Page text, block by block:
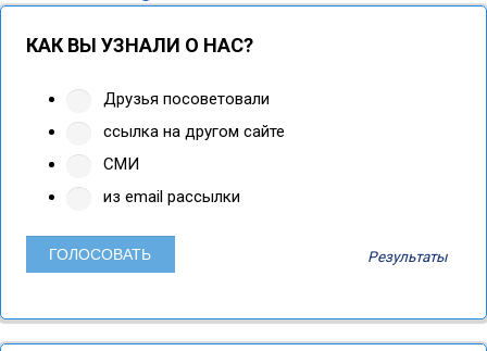
КАК ВЫ УЗНАЛИ О НАС?
Друзья посоветовали
ссылка на другом сайте
СМИ
из email рассылки
Результаты